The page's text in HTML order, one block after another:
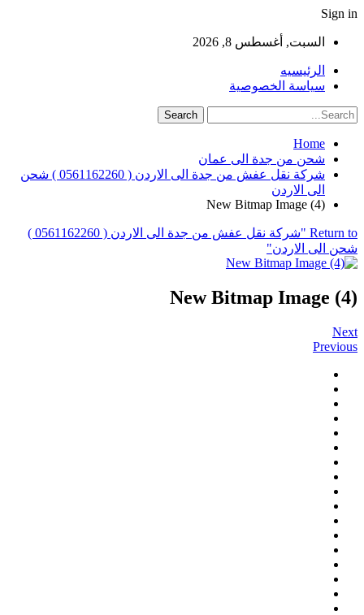
Sign in
السبت, أغسطس 8, 2026
الرئيسيه
سياسة الخصوصية
Home
شحن من جدة الى عمان
شركة نقل عفش من جدة الى الاردن ( 0561162260 ) شحن
الى الاردن
New Bitmap Image (4)
Return to "شركة نقل عفش من جدة الى الاردن ( 0561162260 )
شحن الى الاردن"
New Bitmap Image (4)
Next
Previous